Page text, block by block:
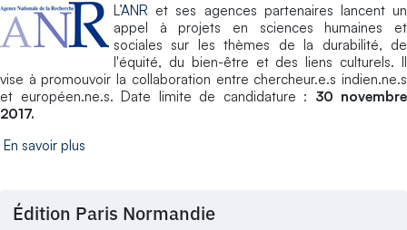
L’ANR et ses agences partenaires lancent un
appel à projets en sciences humaines et
sociales sur les thèmes de la durabilité, de
l'équité, du bien-être et des liens culturels. Il
vise à promouvoir la collaboration entre chercheur.e.s indien.ne.s
et européen.ne.s. Date limite de candidature : 30 novembre
2017.
En savoir plus
Édition Paris Normandie